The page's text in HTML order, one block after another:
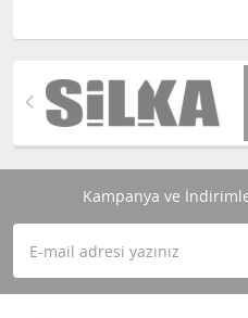
Kampanya ve